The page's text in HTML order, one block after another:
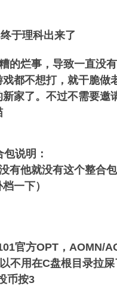
于理科出来了
的烂事，导致一直没
都不想打，就干脆做
家了。不过不需要
说明：
有他就没有这个整合包
一下）
官方OPT，AOMN/
不用在C盘根目录拉屎
币按3